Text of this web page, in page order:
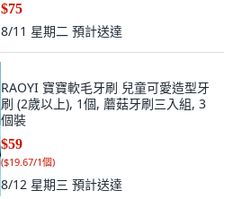
$75
8/11 星期二 預計送達
RAOYI 寶寶軟毛牙刷 兒童可愛造型牙
刷 (2歲以上), 1個, 蘑菇牙刷三入組, 3
個裝
$59
($19.67/1個)
8/12 星期三 預計送達